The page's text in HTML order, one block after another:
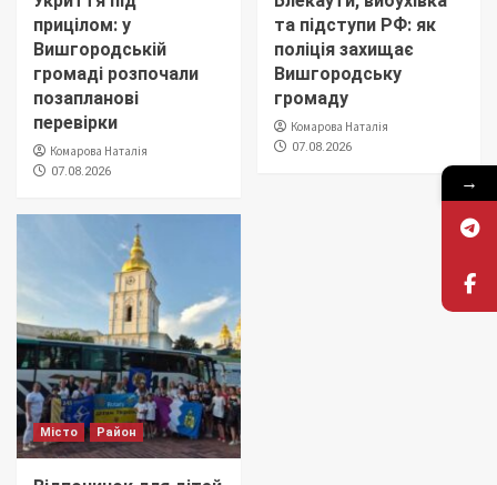
прицілом: у
Вишгородській
громаді розпочали
позапланові
перевірки
Комарова Наталія
07.08.2026
та підступи РФ: як
поліція захищає
Вишгородську
громаду
Комарова Наталія
07.08.2026
Місто Район
→